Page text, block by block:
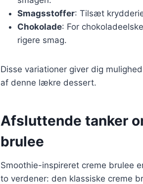
Smagsstoffer: Tilsæt
Chokolade: For
rigere smag.
Disse variationer giver dig
af denne lækre dessert.
Afsluttende tanker
brulee
Smoothie-inspireret creme brulee
to verdener: den klassiske creme